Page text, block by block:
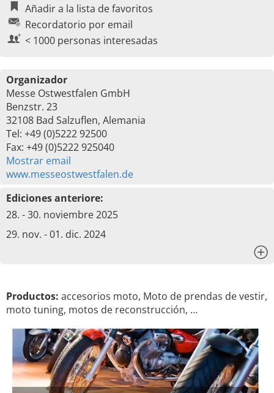
Añadir a la lista de favoritos
Recordatorio por email
< 1000 personas interesadas
Organizador
Messe Ostwestfalen GmbH
Benzstr. 23
32108 Bad Salzuflen, Alemania
Tel: +49 (0)5222 92500
Fax: +49 (0)5222 925040
Mostrar email
www.messeostwestfalen.de
Ediciones anteriore:
28. - 30. noviembre 2025
29. nov. - 01. dic. 2024
Productos: accesorios moto, Moto de prendas de vestir,
moto tuning, motos de reconstrucción, …